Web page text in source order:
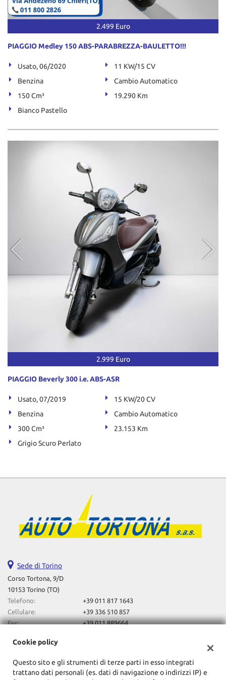
2.499 Euro
PIAGGIO Medley 150 ABS-PARABREZZA-BAULETTO!!!
Usato, 06/2020
11 KW/15 CV
Benzina
Cambio Automatico
150 Cm³
19.290 Km
Bianco Pastello
2.999 Euro
PIAGGIO Beverly 300 i.e. ABS-ASR
Usato, 07/2019
15 KW/20 CV
Benzina
Cambio Automatico
300 Cm³
23.153 Km
Grigio Scuro Perlato
Sede di Torino
Corso Tortona, 9/D
10153 Torino (TO)
Telefono:
+39 011 817 1643
Cellulare:
+39 336 510 857
Fax:
+39 011 889664
Indicazioni stradali
Cookie policy
Questo sito e gli strumenti di terze parti in esso integrati
trattano dati personali (es. dati di navigazione o indirizzi IP) e
Cookie necessari
Cookie per il miglioramento dell'esperienza utente
le
impostazioni